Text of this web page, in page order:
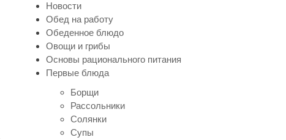
Новости
Обед на работу
Обеденное блюдо
Овощи и грибы
Основы рационального питания
Первые блюда
Борщи
Рассольники
Солянки
Супы